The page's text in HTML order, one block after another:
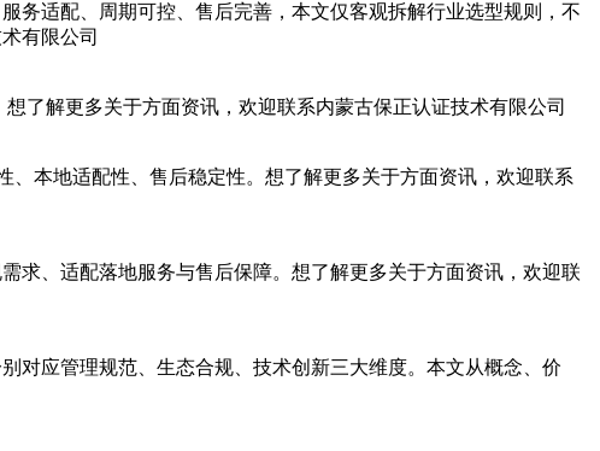
务适配、周期可控、售后完善，本文仅客观拆解行业选型规则，不
有限公司
了解更多关于方面资讯，欢迎联系内蒙古保正认证技术有限公司
本地适配性、售后稳定性。想了解更多关于方面资讯，欢迎联系
求、适配落地服务与售后保障。想了解更多关于方面资讯，欢迎联
对应管理规范、生态合规、技术创新三大维度。本文从概念、价